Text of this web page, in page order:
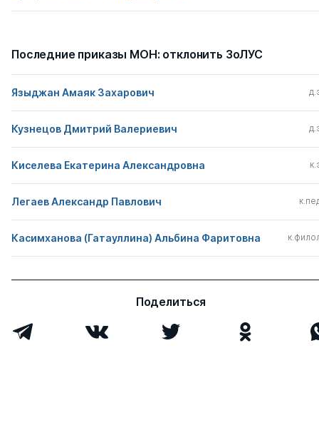
Последние приказы МОН: отклонить ЗоЛУС
Языджан Амаяк Захарович
Кузнецов Дмитрий Валериевич
Киселева Екатерина Александровна
Легаев Александр Павлович
Касимханова (Гатауллина) Альбина Фаритовна
Поделиться